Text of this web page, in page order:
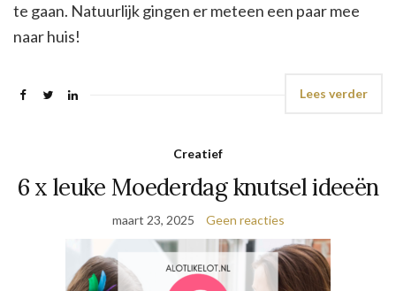
te gaan. Natuurlijk gingen er meteen een paar mee
naar huis!
Lees verder
Creatief
6 x leuke Moederdag knutsel ideeën
maart 23, 2025 Geen reacties